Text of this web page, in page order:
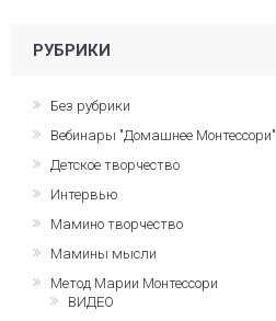
РУБРИКИ
Без рубрики
Вебинары "Домашнее Монтессори"
Детское творчество
Интервью
Мамино творчество
Мамины мысли
Метод Марии Монтессори
ВИДЕО